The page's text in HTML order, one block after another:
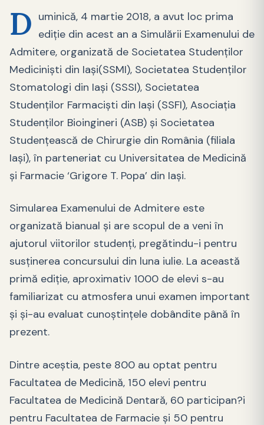
D uminică, 4 martie 2018, a avut loc prima
ediție din acest an a Simulării Examenului de
Admitere, organizată de Societatea Studenţilor
Medicinişti din Iaşi(SSMI), Societatea Studenților
Stomatologi din Iaşi (SSSI), Societatea
Studenţilor Farmacişti din Iaşi (SSFI), Asociaţia
Studenţilor Bioingineri (ASB) şi Societatea
Studenţească de Chirurgie din România (filiala
Iaşi), în parteneriat cu Universitatea de Medicină
şi Farmacie ‘Grigore T. Popa’ din Iaşi.
Simularea Examenului de Admitere este
organizată bianual şi are scopul de a veni în
ajutorul viitorilor studenţi, pregătindu-i pentru
susţinerea concursului din luna iulie. La această
primă ediţie, aproximativ 1000 de elevi s-au
familiarizat cu atmosfera unui examen important
şi şi-au evaluat cunoştinţele dobândite până în
prezent.
Dintre aceştia, peste 800 au optat pentru
Facultatea de Medicină, 150 elevi pentru
Facultatea de Medicină Dentară, 60 participan?i
pentru Facultatea de Farmacie şi 50 pentru